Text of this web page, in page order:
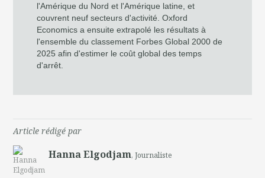
l'Amérique du Nord et l'Amérique latine, et
couvrent neuf secteurs d'activité. Oxford
Economics a ensuite extrapolé les résultats à
l'ensemble du classement Forbes Global 2000 de
2025 afin d'estimer le coût global des temps
d'arrêt.
Article rédigé par
Hanna Elgodjam, Journaliste